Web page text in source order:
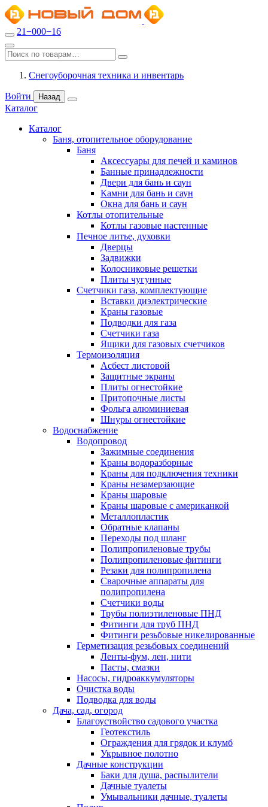
21−000−16
Снегоуборочная техника и инвентарь
Войти Назад
Каталог
Каталог
Баня, отопительное оборудование
Баня
Аксессуары для печей и каминов
Банные принадлежности
Двери для бань и саун
Камни для бань и саун
Окна для бань и саун
Котлы отопительные
Котлы газовые настенные
Печное литье, духовки
Дверцы
Задвижки
Колосниковые решетки
Плиты чугунные
Счетчики газа, комплектующие
Вставки диэлектрические
Краны газовые
Подводки для газа
Счетчики газа
Ящики для газовых счетчиков
Термоизоляция
Асбест листовой
Защитные экраны
Плиты огнестойкие
Притопочные листы
Фольга алюминиевая
Шнуры огнестойкие
Водоснабжение
Водопровод
Зажимные соединения
Краны водоразборные
Краны для подключения техники
Краны незамерзающие
Краны шаровые
Краны шаровые с американкой
Металлопластик
Обратные клапаны
Переходы под шланг
Полипропиленовые трубы
Полипропиленовые фитинги
Резаки для полипропилена
Сварочные аппараты для
полипропилена
Счетчики воды
Трубы полиэтиленовые ПНД
Фитинги для труб ПНД
Фитинги резьбовые никелированные
Герметизация резьбовых соединений
Ленты-фум, лен, нити
Пасты, смазки
Насосы, гидроаккумуляторы
Очистка воды
Подводка для воды
Дача, сад, огород
Благоуствойство садового участка
Геотекстиль
Ограждения для грядок и клумб
Укрывное полотно
Дачные конструкции
Баки для душа, распылители
Дачные туалеты
Умывальники дачные, туалеты